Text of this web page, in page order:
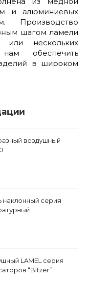
и алюминиевых
Производство
шагом ламели
или нескольких
нам обеспечить
в широком
воздушный
наклонный серия
LAMEL серия
“Bitzer”